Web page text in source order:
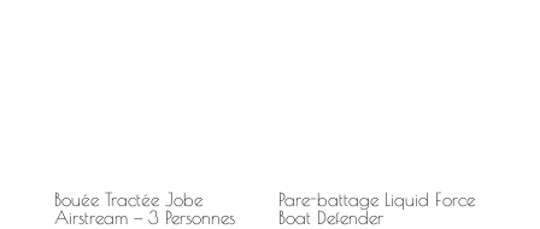
Bouée Tractée Jobe
Airstream — 3 Personnes
Pare-battage Liquid Force
Boat Defender